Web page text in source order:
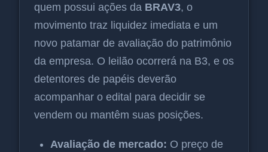
quem possui ações da BRAV3, o
movimento traz liquidez imediata e um
novo patamar de avaliação do patrimônio
da empresa. O leilão ocorrerá na B3, e os
detentores de papéis deverão
acompanhar o edital para decidir se
vendem ou mantêm suas posições.
Avaliação de mercado: O preço de